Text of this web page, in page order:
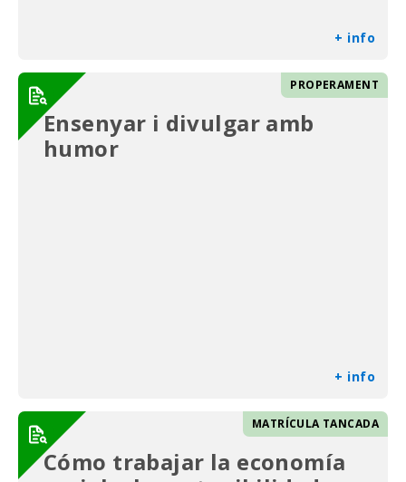
+ info
PROPERAMENT
Ensenyar i divulgar amb
humor
+ info
MATRÍCULA TANCADA
Cómo trabajar la economía